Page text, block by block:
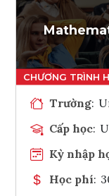
Trường:
Cấp học:
Kỳ nhập
Học phí: